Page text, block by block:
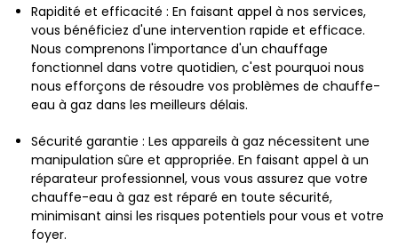
Rapidité et efficacité : En faisant appel à nos services,
vous bénéficiez d'une intervention rapide et efficace.
Nous comprenons l'importance d'un chauffage
fonctionnel dans votre quotidien, c'est pourquoi nous
nous efforçons de résoudre vos problèmes de chauffe-
eau à gaz dans les meilleurs délais.
Sécurité garantie : Les appareils à gaz nécessitent une
manipulation sûre et appropriée. En faisant appel à un
réparateur professionnel, vous vous assurez que votre
chauffe-eau à gaz est réparé en toute sécurité,
minimisant ainsi les risques potentiels pour vous et votre
foyer.